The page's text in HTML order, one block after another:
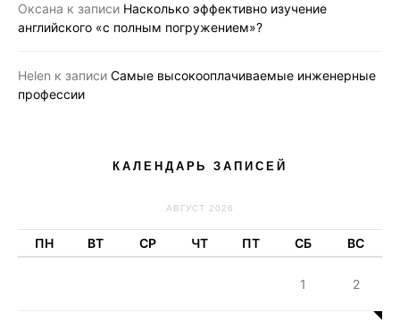
Оксана к записи Насколько эффективно изучение
английского «с полным погружением»?
Helen к записи Самые высокооплачиваемые инженерные
профессии
КАЛЕНДАРЬ ЗАПИСЕЙ
АВГУСТ 2026
ПН ВТ СР ЧТ ПТ СБ ВС
1 2